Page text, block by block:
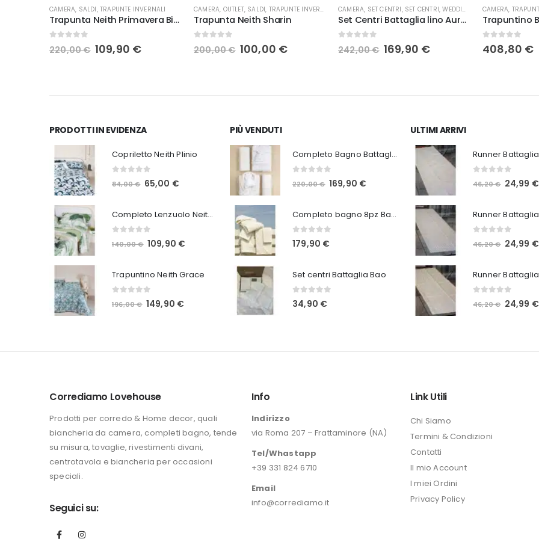
CAMERA, SALDI,TRAPUNTE INVERNALI
Trapunta Neith Primavera Birmain
220,00€ Il
220,00 €.
109,90 €Il
109,90 €.
CAMERA, OUTLET, SALDI, TRAPUNTE INVERNALI
Trapunta Neith Sharin
200,00€ Il
200,00 €.
100,00 €Il
100,00 €.
CAMERA, SET CENTRI, SET CENTRI,WEDDING
Set Centri Battaglia lino Aurora
242,00€ Il
242,00 €.
169,90 €Il
169,90 €.
CAMERA,
Su 5
408,80 €
PRODOTTI IN EVIDENZA
Copriletto Neith Plinio
84,00€ Il
originale
era:
84,00 €.
65,00 €Il
attuale
65,00 €.
Completo Lenzuolo Neith Reda
140,00€ Il
originale
era:
140,00 €.
109,90 €Il
attuale
Trapuntino Neith Grace
196,00€ Il
era:
149,90 €Il
è:
PIÙ VENDUTI
Completo Bagno Battaglia Bao 8pz in 3 varianti
220,00€ Il
originale
era:
220,00 €.
169,90 €Il
attualeCompleto bagno 8pz Battaglia Georgia in 2 varianti
0Su 5
179,90 €
Set centri Battaglia Bao
0 Su 5
34,90 €
ULTIMI ARRIVI
46,20€ Il
originale
era:
46,20 €.
24,99 €Il
46,20€ Il
originale
era:
46,20 €.
24,99 €Il
46,20€ Il
era:
24,99 €Il
Corrediamo Lovehouse
Prodotti per corredo & Home decor, quali
biancheria da camera, completi bagno, tende
su misura, tovaglie, rivestimenti divani,
centrotavola e biancheria per occasioni
speciali.
Seguici su:
Info
Indirizzo
via Roma 207 – Frattaminore (NA)
Tel/Whastapp
+39 331 824 6710
Email
info@corrediamo.it
Link Utili
Chi Siamo
Termini & Condizioni
Contatti
Il mio Account
I miei Ordini
Privacy Policy